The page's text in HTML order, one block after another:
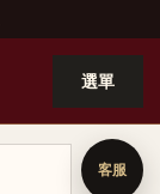
選單